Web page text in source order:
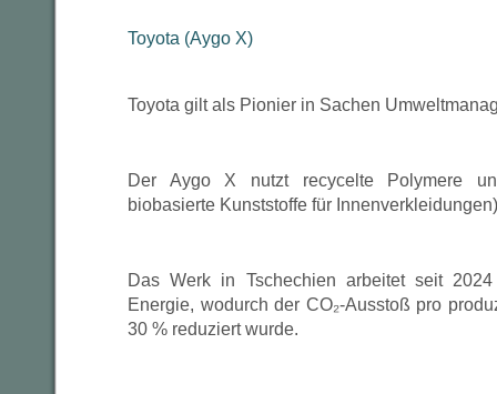
Toyota (Aygo X)
Toyota gilt als Pionier in Sachen
Der Aygo X nutzt recycelte Polymere
biobasierte Kunststoffe für
Das Werk in Tschechien arbeitet seit
Energie, wodurch der CO₂-Ausstoß pro
30 % reduziert wurde.